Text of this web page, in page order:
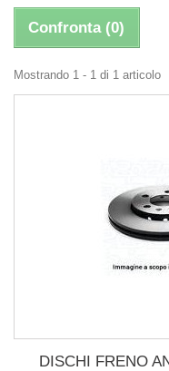
Confronta (0)
Mostrando 1 - 1 di 1 articolo
DISCHI FRENO